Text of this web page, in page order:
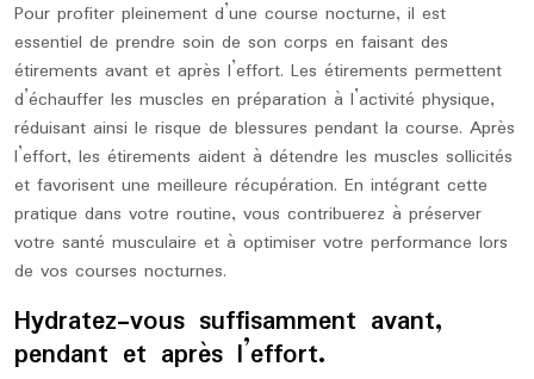
Pour profiter pleinement d’une course nocturne, il est
essentiel de prendre soin de son corps en faisant des
étirements avant et après l’effort. Les étirements permettent
d’échauffer les muscles en préparation à l’activité physique,
réduisant ainsi le risque de blessures pendant la course. Après
l’effort, les étirements aident à détendre les muscles sollicités
et favorisent une meilleure récupération. En intégrant cette
pratique dans votre routine, vous contribuerez à préserver
votre santé musculaire et à optimiser votre performance lors
de vos courses nocturnes.
Hydratez-vous suffisamment avant,
pendant et après l’effort.